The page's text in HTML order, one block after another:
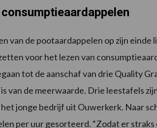
van de pootaardappelen op zijn
voor het lezen van
tot de aanschaf van drie Quality
van de meerwaarde. Drie leestafels
jonge bedrijf uit Ouwerkerk. Naar
per uur gesorteerd. “Zodat er